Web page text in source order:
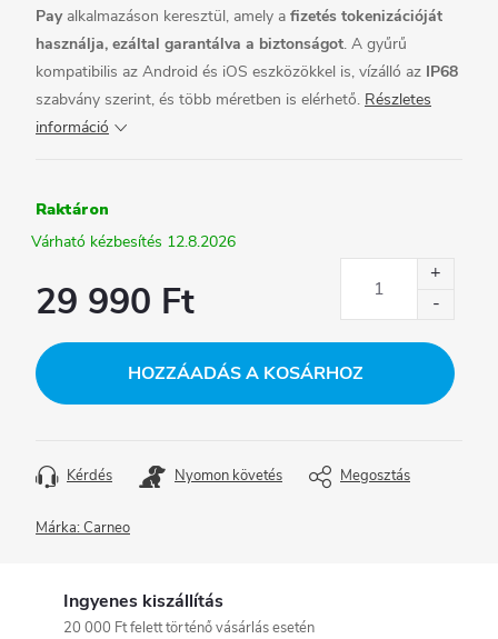
Payalkalmazáson keresztül, amely a fizetés tokenizációját
használja, ezáltal garantálva a biztonságot. A gyűrű
kompatibilis az Android és iOS eszközökkel is, vízálló az IP68
szabvány szerint, és több méretben is elérhető. Részletes
információ
Raktáron
12.8.2026
29 990 Ft
HOZZÁADÁS A KOSÁRHOZ
Kérdés Nyomon követés Megosztás
Márka:Carneo
Ingyenes kiszállítás
20 000 Ft felett történő vásárlás esetén